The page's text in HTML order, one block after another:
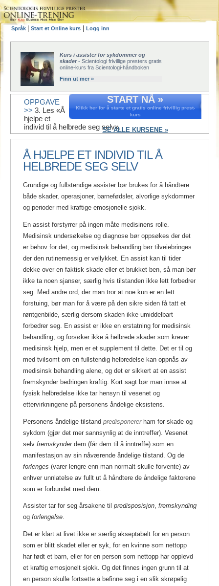
Språk Start et Online kurs Logg inn
Kurs i assister for sykdommer og
skader- Scientologi frivillige presters gratis
online-kurs fra Scientologi-håndboken
Finn ut mer »
START NÅ »
Klikk her for å starte et gratis online frivillig prest-
kurs
SE ALLE KURSENE »
OPPGAVE
>> 3. Les «Å
hjelpe et
individ til å helbrede seg selv».
Å HJELPE ET INDIVID TIL Å
HELBREDE SEG SELV
Grundige og fullstendige assister bør brukes for å håndtere
både skader, operasjoner, barnefødsler, alvorlige sykdommer
og perioder med kraftige emosjonelle sjokk.
En assist forstyrrer på ingen måte medisinens rolle.
Medisinsk undersøkelse og diagnose bør oppsøkes der det
er behov for det, og medisinsk behandling bør tilveiebringes
der den rutinemessig er vellykket. En assist kan til tider
dekke over en faktisk skade eller et brukket ben, så man bør
ikke ta noen sjanser, særlig hvis tilstanden ikke lett forbedrer
seg. Med andre ord, der man tror at noe kun er en lett
forstuing, bør man for å være på den sikre siden få tatt et
røntgenbilde, særlig dersom skaden ikke umiddelbart
forbedrer seg. En assist er ikke en erstatning for medisinsk
behandling, og forsøker ikke å helbrede skader som krever
medisinsk hjelp, men er et supplement til dette. Det er til og
med tvilsomt om en fullstendig helbredelse kan oppnås av
medisinsk behandling alene, og det er sikkert at en assist
fremskynder bedringen kraftig. Kort sagt bør man innse at
fysisk helbredelse ikke tar hensyn til vesenet og
ettervirkningene på personens åndelige eksistens.
Personens åndelige tilstand predisponerer ham for skade og
sykdom (gjør det mer sannsynlig at de inntreffer). Vesenet
selv fremskynderdem (får dem til å inntreffe) som en
manifestasjon av sin nåværende åndelige tilstand. Og de
forlenges (varer lengre enn man normalt skulle forvente) av
enhver unnlatelse av fullt ut å håndtere de åndelige faktorene
som er forbundet med dem.
Assister tar for seg årsakene til predisposisjon, fremskynding
og forlengelse.
Det er klart at livet ikke er særlig akseptabelt for en person
som er blitt skadet eller er syk, for en kvinne som nettopp
har født et barn, eller for en person som nettopp har opplevd
et kraftig emosjonelt sjokk. Og det finnes ingen grunn til at
en person skulle fortsette å befinne seg i en slik skrøpelig